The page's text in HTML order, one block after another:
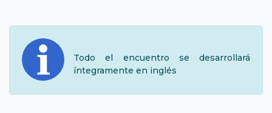
Todo el encuentro se desarrollará
íntegramente en inglés